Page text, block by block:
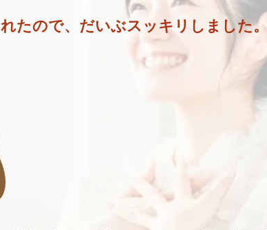
たので、だいぶスッキリしました。